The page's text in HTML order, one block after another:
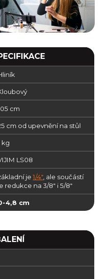
cm
cm od upevnění na stůl
kg
LS08
je1/4" , ale součástí
redukce na 3/8" i 5/8"
4,8 cm